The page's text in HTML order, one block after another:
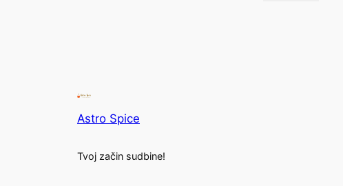
Astro Spice
Tvoj začin sudbine!